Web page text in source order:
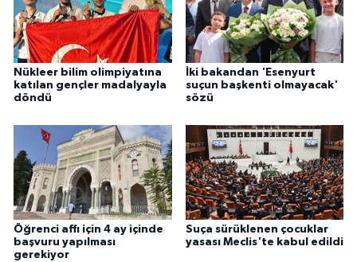
Nükleer bilim olimpiyatına
katılan gençler madalyayla
döndü
İki bakandan 'Esenyurt
suçun başkenti olmayacak'
sözü
Öğrenci affı için 4 ay içinde
başvuru yapılması
gerekiyor
Suça sürüklenen çocuklar
yasası Meclis'te kabul edildi